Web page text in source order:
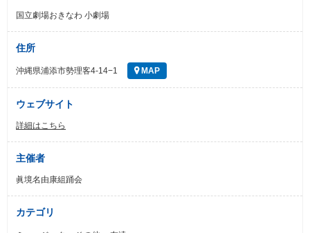
国立劇場おきなわ 小劇場
住所
沖縄県浦添市勢理客4-14−1 MAP
ウェブサイト
詳細はこちら
主催者
眞境名由康組踊会
カテゴリ